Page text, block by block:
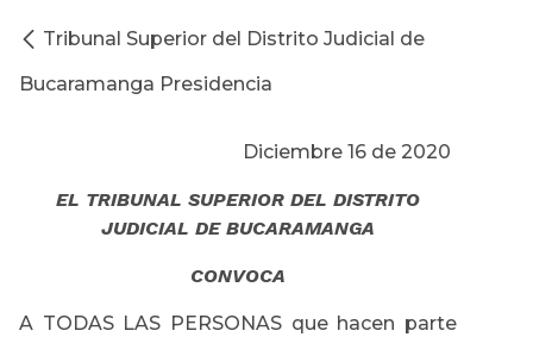
Tribunal Superior del Distrito Judicial de
Bucaramanga Presidencia
Diciembre 16 de 2020
EL TRIBUNAL SUPERIOR DEL DISTRITO
JUDICIAL DE BUCARAMANGA
CONVOCA
A TODAS LAS PERSONAS que hacen parte